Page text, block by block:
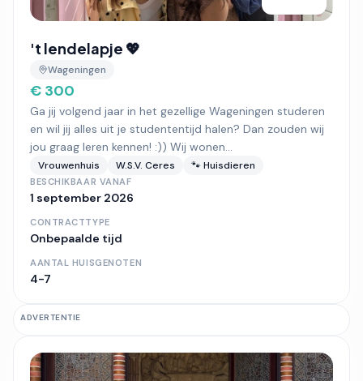
't lendelapje 💖
Wageningen
€ 300
Ga jij volgend jaar in het gezellige Wageningen studeren
en wil jij alles uit je studententijd halen? Dan zouden wij
jou graag leren kennen! :)) Wij wonen...
Vrouwenhuis W.S.V. Ceres 🐾 Huisdieren
BESCHIKBAAR VANAF
1 september 2026
CONTRACTTYPE
Onbepaalde tijd
AANTAL HUISGENOTEN
4-7
ADVERTENTIE